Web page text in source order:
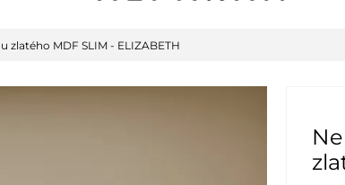
zlatého MDF SLIM - ELIZABETH